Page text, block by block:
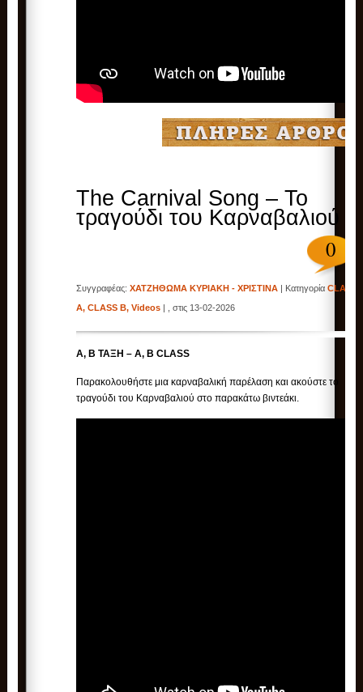
The Carnival Song – Το
τραγούδι του Καρναβαλιού
0
Συγγραφέας:ΧΑΤΖΗΘΩΜΑ ΚΥΡΙΑΚΗ - ΧΡΙΣΤΙΝΑ | ΚατηγορίαCLASS
A,CLASS B,Videos | , στις 13-02-2026
Α, B ΤΑΞΗ – A, B CLASS
Παρακολουθήστε μια καρναβαλική παρέλαση και ακούστε το
τραγούδι του Καρναβαλιού στο παρακάτω βιντεάκι.